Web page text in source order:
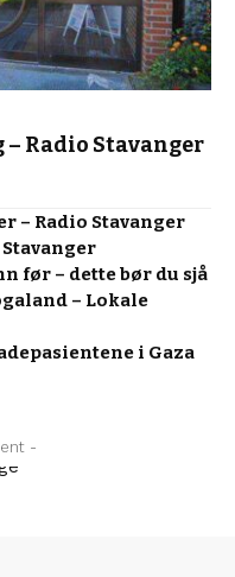
Radio Stavanger
– Radio Stavanger
før – dette bør du sjå
– Lokale
i Gaza
-